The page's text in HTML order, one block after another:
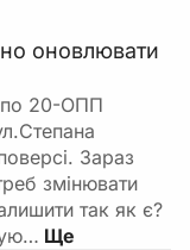
оновлювати
по 20-ОПП
Зараз
змінювати
так як є?